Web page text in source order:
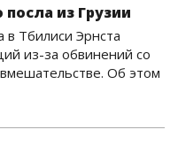
из Грузии
в Тбилиси Эрнста
из-за обвинений со
Об этом